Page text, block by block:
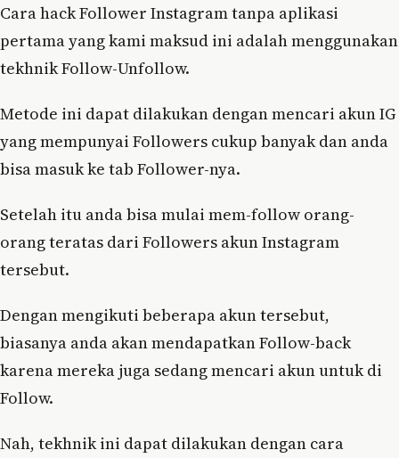
Cara hack Follower Instagram tanpa aplikasi
pertama yang kami maksud ini adalah menggunakan
tekhnik Follow-Unfollow.
Metode ini dapat dilakukan dengan mencari akun IG
yang mempunyai Followers cukup banyak dan anda
bisa masuk ke tab Follower-nya.
Setelah itu anda bisa mulai mem-follow orang-
orang teratas dari Followers akun Instagram
tersebut.
Dengan mengikuti beberapa akun tersebut,
biasanya anda akan mendapatkan Follow-back
karena mereka juga sedang mencari akun untuk di
Follow.
Nah, tekhnik ini dapat dilakukan dengan cara